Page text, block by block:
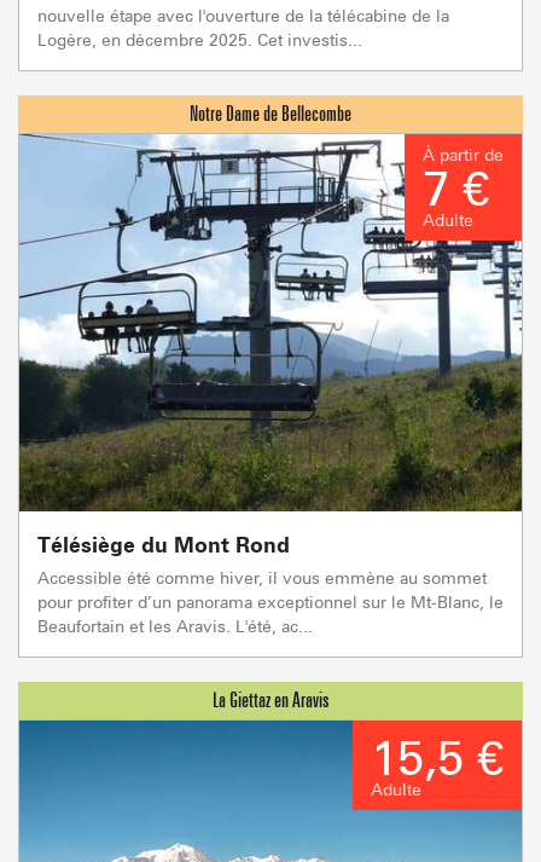
nouvelle étape avec l'ouverture de la télécabine de la
Logère, en décembre 2025. Cet investis...
À partir de
7 €
Adulte
Télésiège du Mont Rond
Accessible été comme hiver, il vous emmène au sommet
pour profiter d’un panorama exceptionnel sur le Mt-Blanc, le
Beaufortain et les Aravis. L'été, ac...
15,5 €
Adulte